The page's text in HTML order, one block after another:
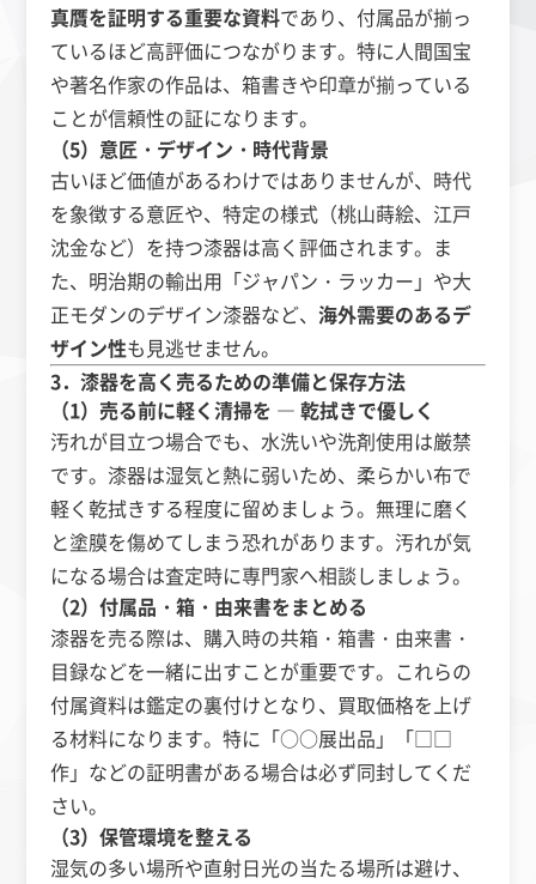
真贋を証明する重要な資料であり、付属品が揃っ
ているほど高評価につながります。特に人間国宝
や著名作家の作品は、箱書きや印章が揃っている
ことが信頼性の証になります。
（5）意匠・デザイン・時代背景
古いほど価値があるわけではありませんが、時代
を象徴する意匠や、特定の様式（桃山蒔絵、江戸
沈金など）を持つ漆器は高く評価されます。ま
た、明治期の輸出用「ジャパン・ラッカー」や大
正モダンのデザイン漆器など、海外需要のあるデ
ザイン性も見逃せません。
3．漆器を高く売るための準備と保存方法
（1）売る前に軽く清掃を ― 乾拭きで優しく
汚れが目立つ場合でも、水洗いや洗剤使用は厳禁
です。漆器は湿気と熱に弱いため、柔らかい布で
軽く乾拭きする程度に留めましょう。無理に磨く
と塗膜を傷めてしまう恐れがあります。汚れが気
になる場合は査定時に専門家へ相談しましょう。
（2）付属品・箱・由来書をまとめる
漆器を売る際は、購入時の共箱・箱書・由来書・
目録などを一緒に出すことが重要です。これらの
付属資料は鑑定の裏付けとなり、買取価格を上げ
る材料になります。特に「○○展出品」「□□
作」などの証明書がある場合は必ず同封してくだ
さい。
（3）保管環境を整える
湿気の多い場所や直射日光の当たる場所は避け、